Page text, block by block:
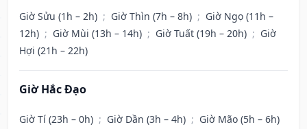
Giờ Sửu (1h – 2h) ; Giờ Thìn (7h – 8h) ; Giờ Ngọ (11h –
12h) ; Giờ Mùi (13h – 14h) ; Giờ Tuất (19h – 20h) ; Giờ
Hợi (21h – 22h)
Giờ Hắc Đạo
Giờ Tí (23h – 0h) ; Giờ Dần (3h – 4h) ; Giờ Mão (5h – 6h)